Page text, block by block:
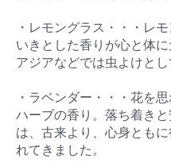
・レモングラス・・・レ
いきとした香りが心と体
アジアなどでは虫よけとし
・ラベンダー・・・花を
ハーブの香り。落ち着き
は、古来より、心身とも
れてきました。